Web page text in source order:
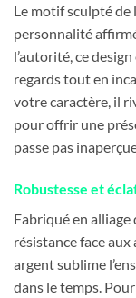
Le motif sculpté de
personnalité
l’autorité, ce
regards tout en
votre caractère, il
pour offrir une
passe pas
Robustesse et
Fabriqué en
résistance face
argent sublime
dans le temps.